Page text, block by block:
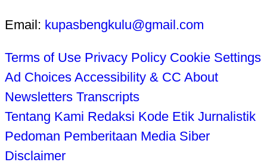
Email: kupasbengkulu@gmail.com
Terms of Use Privacy Policy Cookie Settings
Ad Choices Accessibility & CC About
Newsletters Transcripts
Tentang Kami Redaksi Kode Etik Jurnalistik
Pedoman Pemberitaan Media Siber
Disclaimer